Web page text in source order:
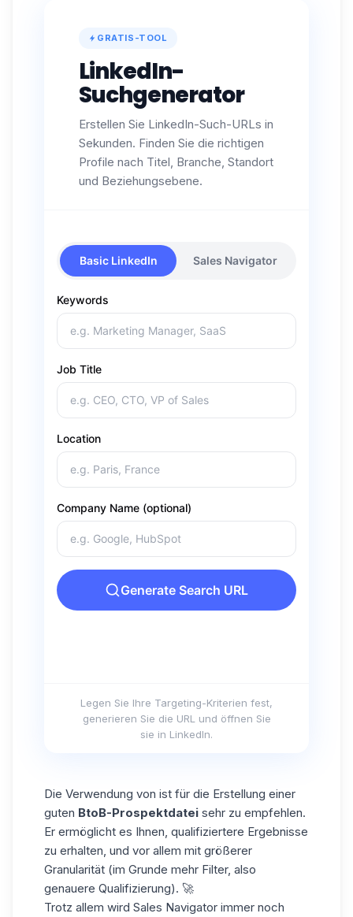
GRATIS-TOOL
LinkedIn-
Suchgenerator
Erstellen Sie LinkedIn-Such-URLs in
Sekunden. Finden Sie die richtigen
Profile nach Titel, Branche, Standort
und Beziehungsebene.
Legen Sie Ihre Targeting-Kriterien fest,
generieren Sie die URL und öffnen Sie
sie in LinkedIn.
Die Verwendung von ist für die Erstellung einer
guten BtoB-Prospektdatei sehr zu empfehlen.
Er ermöglicht es Ihnen, qualifiziertere Ergebnisse
zu erhalten, und vor allem mit größerer
Granularität (im Grunde mehr Filter, also
genauere Qualifizierung). 🚀
Trotz allem wird Sales Navigator immer noch